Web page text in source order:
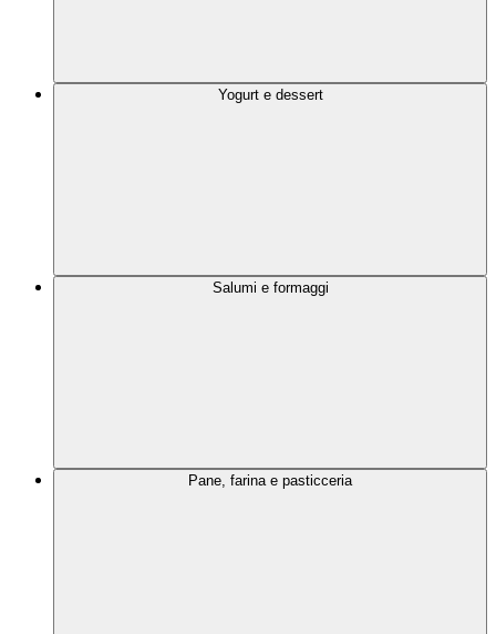
Yogurt e dessert
Salumi e formaggi
Pane, farina e pasticceria